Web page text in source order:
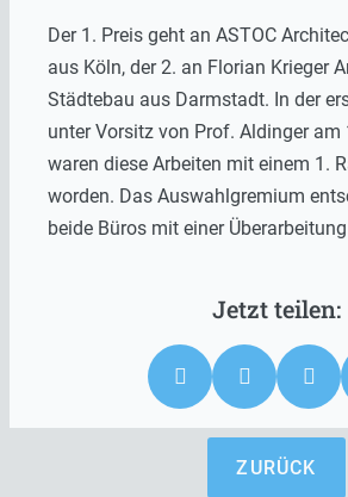
Der 1. Preis geht an ASTOC
aus Köln, der 2. an Florian Krieger
Städtebau aus Darmstadt. In der
unter Vorsitz von Prof. Aldinger am
waren diese Arbeiten mit einem 1.
worden. Das Auswahlgremium
beide Büros mit einer
ZURÜCK